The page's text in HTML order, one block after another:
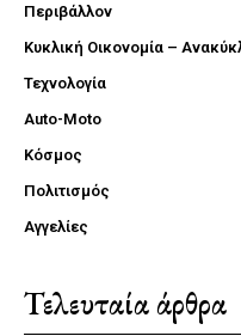
Περιβάλλον
Κυκλική Οικονομία –
Τεχνολογία
Auto-Moto
Κόσμος
Πολιτισμός
Αγγελίες
Τελευταία άρθρα